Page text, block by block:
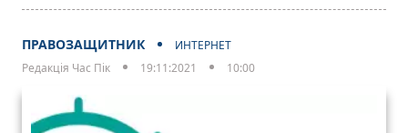
ПРАВОЗАЩИТНИК
ИНТЕРНЕТ
Редакція Час Пік
19:11:2021 10:00